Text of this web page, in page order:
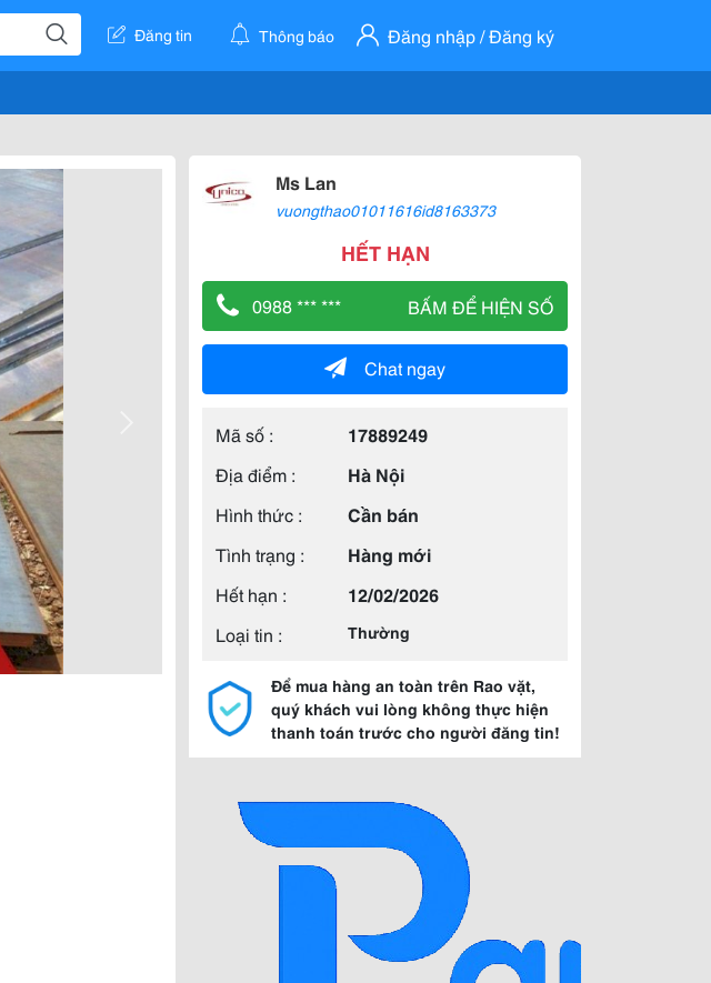
Đăng tin Thông báo Đăng nhập / Đăng ký
Ms Lan
vuongthao01011616id8163373
HẾT HẠN
0988 *** *** BẤM ĐỂ HIỆN SỐ
Chat ngay
Mã số :
17889249
Địa điểm :
Hà Nội
Hình thức :
Cần bán
Tình trạng :
Hàng mới
Hết hạn :
12/02/2026
Loại tin :
Thường
Để mua hàng an toàn trên Rao vặt,
quý khách vui lòng không thực hiện
thanh toán trước cho người đăng tin!